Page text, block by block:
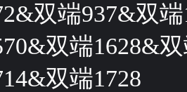
双端937&双
双端1628&
双端1728